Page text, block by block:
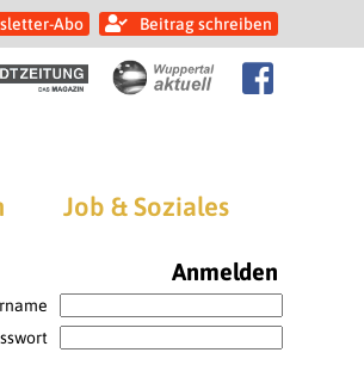
Abo Beitrag schreiben
Job & Soziales
Anmelden